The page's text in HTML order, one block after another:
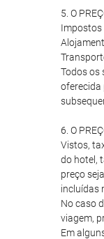
5. O
Impostos
Todos os
oferecida
6. O
Vistos,
do hotel,
preço
incluídas
No caso
viagem,
Em